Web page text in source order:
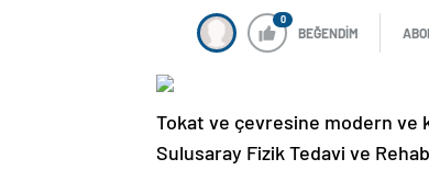
0
BEĞENDİM
Tokat ve çevresine modern ve
Sulusaray Fizik Tedavi ve